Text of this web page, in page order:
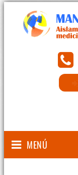
MENÚ